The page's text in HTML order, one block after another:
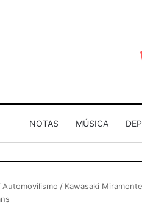
NOTAS MÚSICA
Automovilismo / Kawasaki